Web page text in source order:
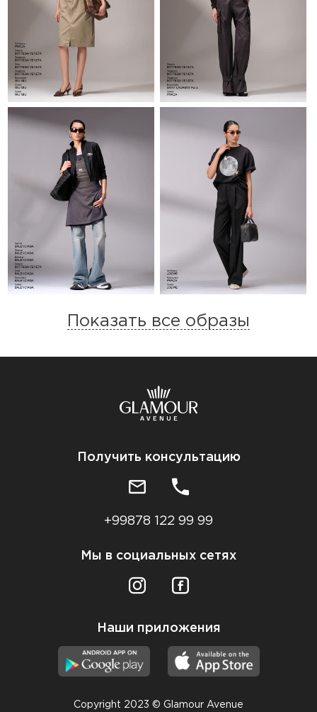
Показать все образы
Получить консультацию
+99878 122 99 99
Мы в социальных сетях
Наши приложения
Copyright 2023 © Glamour Avenue